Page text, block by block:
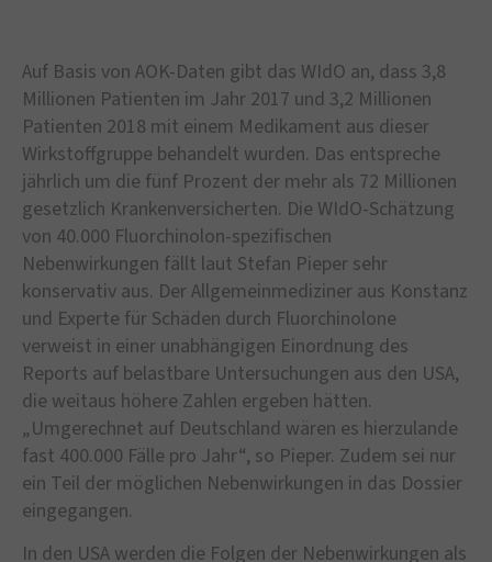
Auf Basis von AOK-Daten gibt das WIdO an, dass 3,8
Millionen Patienten im Jahr 2017 und 3,2 Millionen
Patienten 2018 mit einem Medikament aus dieser
Wirkstoffgruppe behandelt wurden. Das entspreche
jährlich um die fünf Prozent der mehr als 72 Millionen
gesetzlich Krankenversicherten. Die WIdO-Schätzung
von 40.000 Fluorchinolon-spezifischen
Nebenwirkungen fällt laut Stefan Pieper sehr
konservativ aus. Der Allgemeinmediziner aus Konstanz
und Experte für Schäden durch Fluorchinolone
verweist in einer unabhängigen Einordnung des
Reports auf belastbare Untersuchungen aus den USA,
die weitaus höhere Zahlen ergeben hätten.
„Umgerechnet auf Deutschland wären es hierzulande
fast 400.000 Fälle pro Jahr“, so Pieper. Zudem sei nur
ein Teil der möglichen Nebenwirkungen in das Dossier
eingegangen.
In den USA werden die Folgen der Nebenwirkungen als